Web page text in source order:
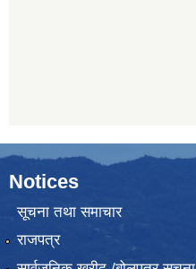
Notices
सूचना तथा समाचार
राजपत्र